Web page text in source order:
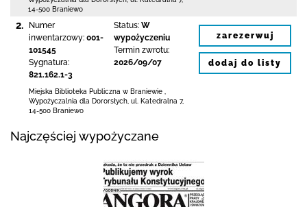
14-500 Braniewo
2.
Numer
inwentarzowy: 001-
101545
Sygnatura:
821.162.1-3
Status: W
wypożyczeniu
Termin zwrotu:
2026/09/07
Miejska Biblioteka Publiczna w Braniewie
Wypożyczalnia dla Dororsłych, ul. Katedralna 7,
14-500 Braniewo
zarezerwuj
dodaj do listy
Najczęściej wypożyczane